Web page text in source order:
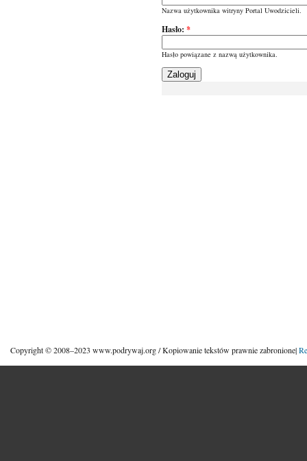
Nazwa użytkownika witryny Portal Uwodzicieli.
Hasło:*
Hasło powiązane z nazwą użytkownika.
Copyright © 2008–2023 www.podrywaj.org / Kopiowanie tekstów prawnie zabronione|